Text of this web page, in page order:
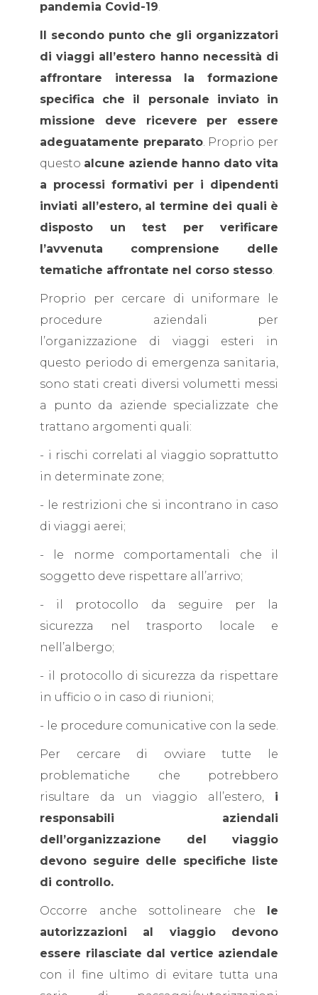
pandemia Covid-19.
Il secondo punto che gli organizzatori
di viaggi all’estero hanno necessità di
affrontare interessa la formazione
specifica che il personale inviato in
missione deve ricevere per essere
adeguatamente preparato. Proprio per
questo alcune aziende hanno dato vita
a processi formativi per i dipendenti
inviati all’estero, al termine dei quali è
disposto un test per verificare
l’avvenuta comprensione delle
tematiche affrontate nel corso stesso.
Proprio per cercare di uniformare le
procedure aziendali per
l’organizzazione di viaggi esteri in
questo periodo di emergenza sanitaria,
sono stati creati diversi volumetti messi
a punto da aziende specializzate che
trattano argomenti quali:
- i rischi correlati al viaggio soprattutto
in determinate zone;
- le restrizioni che si incontrano in caso
di viaggi aerei;
- le norme comportamentali che il
soggetto deve rispettare all’arrivo;
- il protocollo da seguire per la
sicurezza nel trasporto locale e
nell’albergo;
- il protocollo di sicurezza da rispettare
in ufficio o in caso di riunioni;
- le procedure comunicative con la sede.
Per cercare di ovviare tutte le
problematiche che potrebbero
risultare da un viaggio all’estero, i
responsabili aziendali
dell’organizzazione del viaggio
devono seguire delle specifiche liste
di controllo.
Occorre anche sottolineare che le
autorizzazioni al viaggio devono
essere rilasciate dal vertice aziendale
con il fine ultimo di evitare tutta una